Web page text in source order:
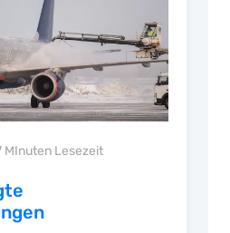
MInuten Lesezeit